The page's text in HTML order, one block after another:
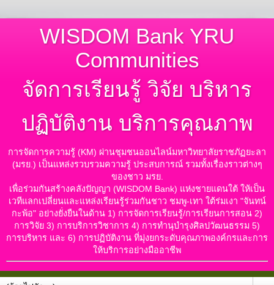
WISDOM Bank YRU
Communities
จัดการเรียนรู้ วิจัย บริหาร
ปฏิบัติงาน บริการคุณภาพ
การจัดการความรู้ (KM) ผ่านชุมชนออนไลน์มหาวิทยาลัยราชภัฏยะลา
(มรย.) เป็นแหล่งรวบรวมความรู้ ประสบการณ์ รวมทั้งเรื่องราวต่างๆ
ของชาว มรย.
เพื่อร่วมกันสร้างคลังปัญญา (WISDOM Bank) แห่งชายแดนใต้ ให้เป็น
เวทีแลกเปลี่ยนและแหล่งเรียนรู้ร่วมกันชาว ชมพู-เทา ใต้ร่มเงา "จันทน์
กะพ้อ" อย่างยั่งยืนในด้าน 1) การจัดการเรียนรู้/การเรียนการสอน 2)
การวิจัย 3) การบริการวิชาการ 4) การทำนุบำรุงศิลปวัฒนธรรม 5)
การบริหาร และ 6) การปฏิบัติงาน ที่มุ่งยกระดับคุณภาพองค์กรและการ
ให้บริการอย่างมืออาชีพ